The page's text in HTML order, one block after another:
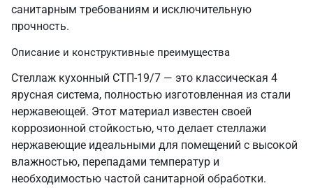
санитарным требованиям и исключительную
прочность.
Описание и конструктивные преимущества
Стеллаж кухонный СТП-19/7 — это классическая 4
ярусная система, полностью изготовленная из стали
нержавеющей. Этот материал известен своей
коррозионной стойкостью, что делает стеллажи
нержавеющие идеальными для помещений с высокой
влажностью, перепадами температур и
необходимостью частой санитарной обработки.